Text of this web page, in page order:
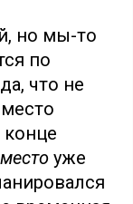
но мы-то
по
что не
место уже